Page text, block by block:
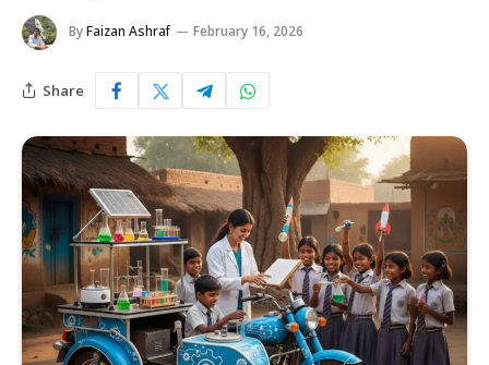
ByFaizan Ashraf February 16, 2026
Share